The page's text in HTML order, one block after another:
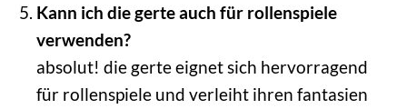
Kann ich die gerte auch für rollenspiele
verwenden?
absolut! die gerte eignet sich hervorragend
für rollenspiele und verleiht ihren fantasien